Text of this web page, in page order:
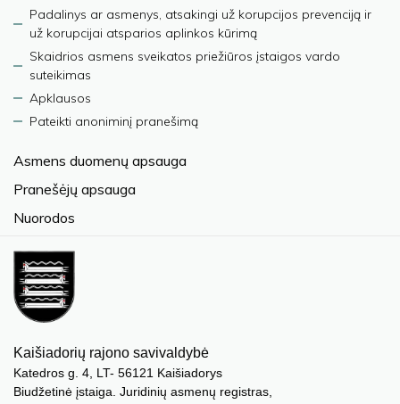
Padalinys ar asmenys, atsakingi už korupcijos prevenciją ir
už korupcijai atsparios aplinkos kūrimą
Skaidrios asmens sveikatos priežiūros įstaigos vardo
suteikimas
Apklausos
Pateikti anoniminį pranešimą
Asmens duomenų apsauga
Pranešėjų apsauga
Nuorodos
Kaišiadorių rajono savivaldybė
Katedros g. 4, LT- 56121 Kaišiadorys
Biudžetinė įstaiga. Juridinių asmenų registras,